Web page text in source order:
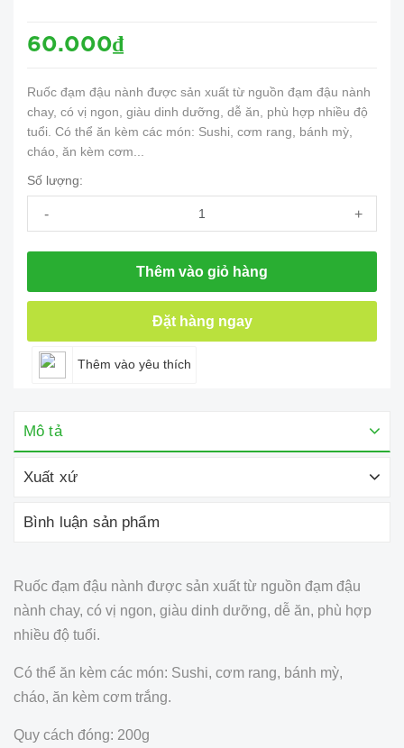
60.000₫
Ruốc đạm đậu nành được sản xuất từ nguồn đạm đậu nành
chay, có vị ngon, giàu dinh dưỡng, dễ ăn, phù hợp nhiều độ
tuổi. Có thể ăn kèm các món: Sushi, cơm rang, bánh mỳ,
cháo, ăn kèm cơm...
Số lượng:
- +
Thêm vào giỏ hàng
Đặt hàng ngay
Thêm vào yêu thích
Mô tả
Xuất xứ
Bình luận sản phẩm
Ruốc đạm đậu nành được sản xuất từ nguồn đạm đậu
nành chay, có vị ngon, giàu dinh dưỡng, dễ ăn, phù hợp
nhiều độ tuổi.
Có thể ăn kèm các món: Sushi, cơm rang, bánh mỳ,
cháo, ăn kèm cơm trắng.
Quy cách đóng: 200g